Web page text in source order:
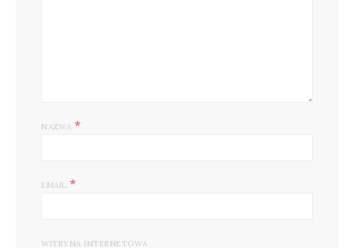
NAZWA *
EMAIL *
WITRYNA INTERNETOWA